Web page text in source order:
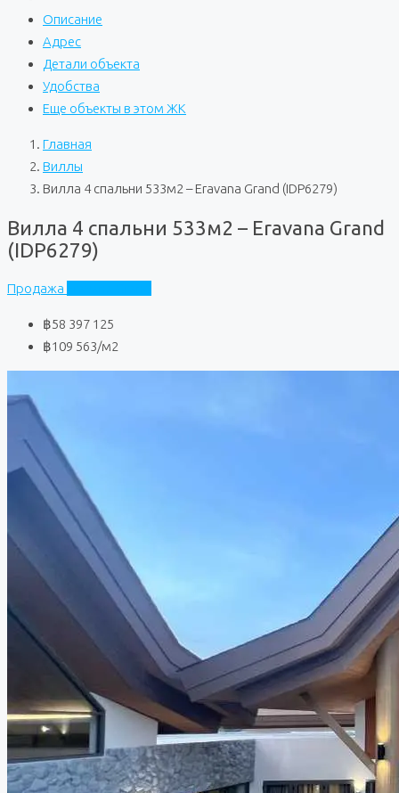
Описание
Адрес
Детали объекта
Удобства
Еще объекты в этом ЖК
Главная
Виллы
Вилла 4 спальни 533м2 – Eravana Grand (IDP6279)
Вилла 4 спальни 533м2 – Eravana Grand
(IDP6279)
Продажа
฿58 397 125
฿109 563/м2